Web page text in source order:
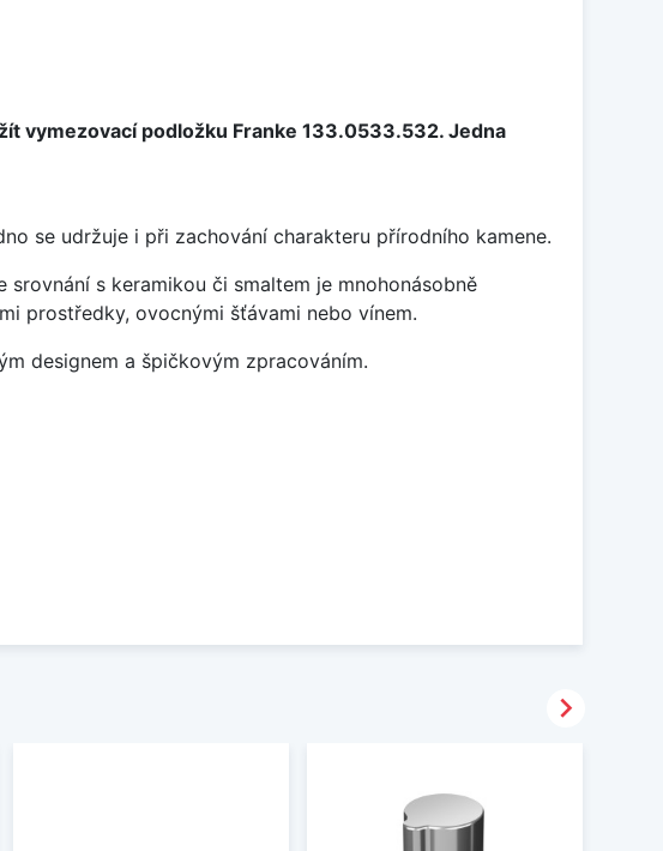
vymezovací podložku Franke 133.0533.532. Jedna
se udržuje i při zachování charakteru přírodního kamene.
s keramikou či smaltem je mnohonásobně
prostředky, ovocnými šťávami nebo vínem.
designem a špičkovým zpracováním.
